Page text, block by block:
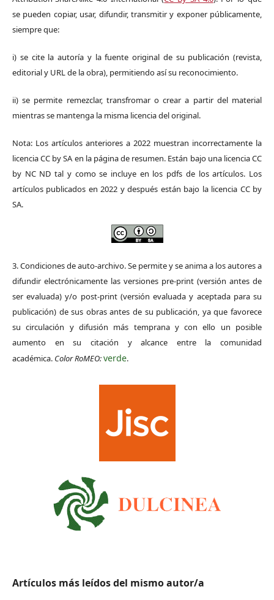
se pueden copiar, usar, difundir, transmitir y exponer públicamente,
siempre que:
i) se cite la autoría y la fuente original de su publicación (revista,
editorial y URL de la obra), permitiendo así su reconocimiento.
ii) se permite remezclar, transfromar o crear a partir del material
mientras se mantenga la misma licencia del original.
Nota: Los artículos anteriores a 2022 muestran incorrectamente la
licencia CC by SA en la página de resumen. Están bajo una licencia CC
by NC ND tal y como se incluye en los pdfs de los artículos. Los
artículos publicados en 2022 y después están bajo la licencia CC by
SA.
3. Condiciones de auto-archivo. Se permite y se anima a los autores a
difundir electrónicamente las versiones pre-print (versión antes de
ser evaluada) y/o post-print (versión evaluada y aceptada para su
publicación) de sus obras antes de su publicación, ya que favorece
su circulación y difusión más temprana y con ello un posible
aumento en su citación y alcance entre la comunidad
académica. Color RoMEO:verde.
Artículos más leídos del mismo autor/a